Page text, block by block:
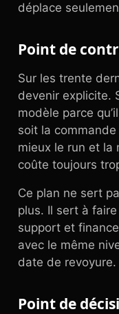
déplace
Point de
Sur les trente
devenir explicite.
modèle parce
soit la commande
mieux le run et la
coûte toujours
Ce plan ne sert
plus. Il sert à
support et
avec le même
date de revoyure.
Point de